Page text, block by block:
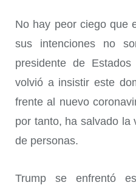
No hay peor ciego que
sus intenciones no
presidente de
volvió a insistir este
frente al nuevo
por tanto, ha salvado la
de personas.
Trump se enfrentó